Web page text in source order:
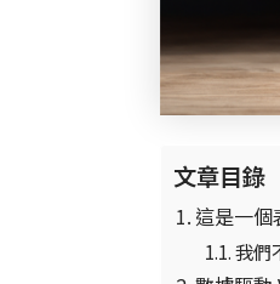
文章目錄
這是一個
我們